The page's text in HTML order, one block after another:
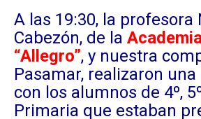
A las 19:30, la profesora
Cabezón, de la
“Allegro”, y nuestra
Pasamar, realizaron
con los alumnos de 4º,
Primaria que estaban